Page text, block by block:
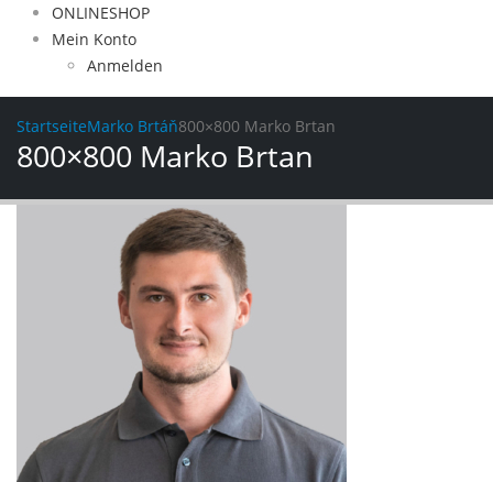
ONLINESHOP
Mein Konto
Anmelden
StartseiteMarko Brtáň800×800 Marko Brtan
800×800 Marko Brtan